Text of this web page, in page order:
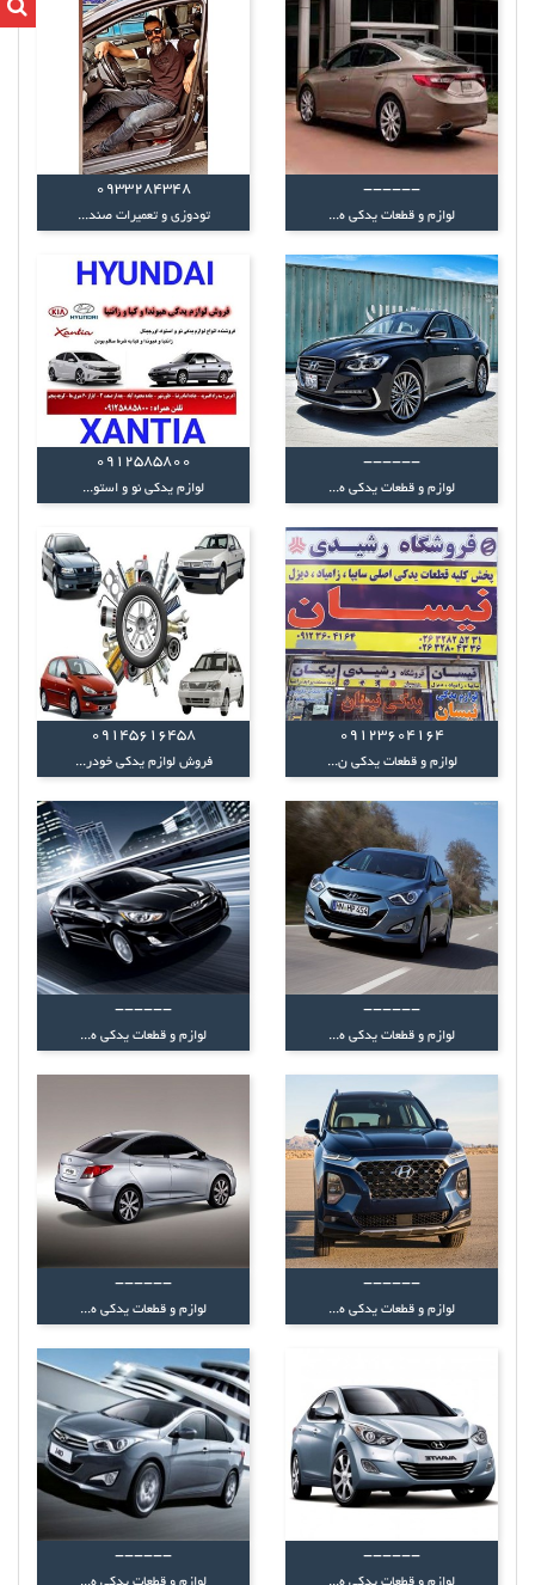
------
لوازم و قطعات یدکی ه...
0933284348
تودوزی و تعمیرات صند...
------
لوازم و قطعات یدکی ه...
0912585800
لوازم یدکی نو و استو...
09123604164
لوازم و قطعات یدکی ن...
09145616458
فروش لوازم یدکی خودر...
------
لوازم و قطعات یدکی ه...
------
لوازم و قطعات یدکی ه...
------
لوازم و قطعات یدکی ه...
------
لوازم و قطعات یدکی ه...
------
------